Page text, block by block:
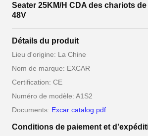
Seater 25KM/H CDA des chariots
48V
Détails du produit
Lieu d'origine: La Chine
Nom de marque: EXCAR
Certification: CE
Numéro de modèle: A1S2
Documents: Excar catalog.pdf
Conditions de paiement et